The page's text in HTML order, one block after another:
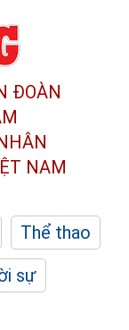
ĐOÀN
NAM
Thể thao
sự